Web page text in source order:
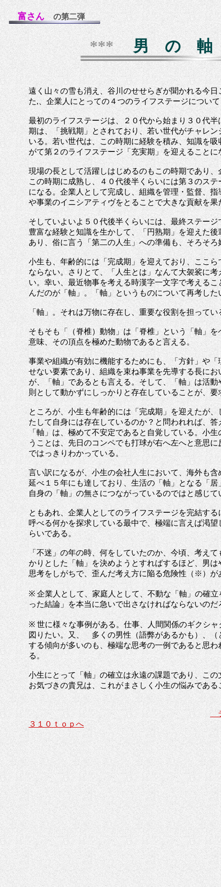
遠く山々の雪も消え、谷川のせせらぎが聞かれる今
た,、企業人にとっての４つのライフステージについ
最初のライフステージは、２０代から始まり３０代
期は、「挑戦期」とされており、若い世代がチャレ
いる。若い世代は、この時期に経験を積み、知識を
がて第２のライフステージ「充実期」を迎えることに
現場の長として活躍しはじめるのもこの時期であり
この時期に成熟し、４０代後半くらいには第３のス
になる。企業人として完成し、組織を管理・監督、
や事業のイニシアティヴをとることで大きな貢献を果
そしていよいよ５０代後半くらいには、最終ステー
豊富な経験と知識を生かして、「円熟期」を迎えた
あり、俗に言う「第二の人生」への準備も、そろそ
小生も、年齢的には「完成期」を迎えており、ここ
ならない。さりとて、「人生とは」なんて大袈裟に
い。幸い、最近物事を考える時漢字一文字で考える
んだのが「軸」。「軸」というものについて再考した
「軸」。それは万物に存在し、重要な役割を担ってい
そもそも「（脊椎）動物」は「脊椎」という「軸」
意味、その頂点を極めた動物であると言える。
事業や組織が有効に機能するためにも、「方針」や
せない要素であり、組織を束ね事業を先導する長に
が、「軸」であるとも言える。そして、「軸」は活
則として動かずにしっかりと存在していることが、
ところが、小生も年齢的には「完成期」を迎えたが
たして自身には存在しているのか？と問われれば、
「軸」は、極めて不安定であると自覚している。小
うことは、先日のコンペでも打球が右へ左へと意思
ではっきりわかっている。
言い訳になるが、小生の会社人生において、海外も
延べ１５年にも達しており、生活の「軸」となる「
自身の「軸」の無さにつながっているのではと感じて
ともあれ、企業人としてのライフステージを完結す
呼べる何かを探求している最中で、極端に言えば渇
らいである。
「不迷」の年の時、何をしていたのか、今頃、考え
かりとした「軸」を決めようとすればするほど、男
思考をしがちで、歪んだ考え方に陥る危険性（※）が
※ 企業人として、家庭人として、不動な「軸」の確
った結論」を本当に急いで出さなければならないのだ
※ 世に様々な事例がある。仕事、人間関係のギクシ
図りたい。又、 多くの男性（語弊があるかも）、（
する傾向が多いのも、極端な思考の一例であると思
る。
小生にとって「軸」の確立は永遠の課題であり、こ
お気づきの貴兄は、これがまさしく小生の悩みであ
３１０ｔｏｐへ
富さんの第二弾
***男 の